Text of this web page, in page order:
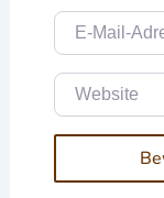
E-Mail
Website